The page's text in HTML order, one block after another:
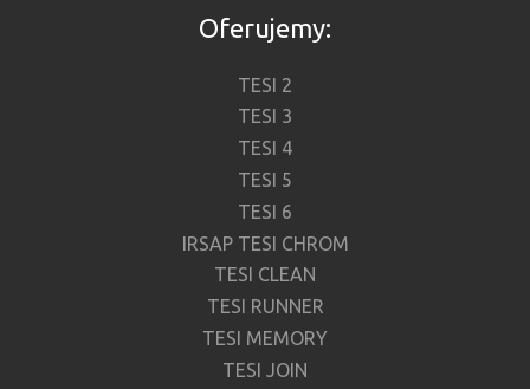
Oferujemy:
TESI 2
TESI 3
TESI 4
TESI 5
TESI 6
IRSAP TESI CHROM
TESI CLEAN
TESI RUNNER
TESI MEMORY
TESI JOIN